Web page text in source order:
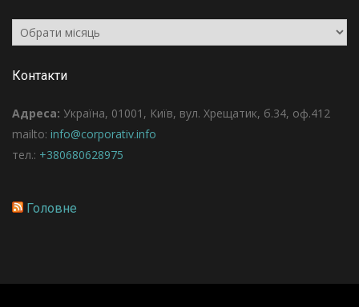
Архіви
Контакти
Адреса: Україна, 01001, Київ, вул. Хрещатик, б.34, оф.412
mailto: info@corporativ.info
тел.: +380680628975
Головне